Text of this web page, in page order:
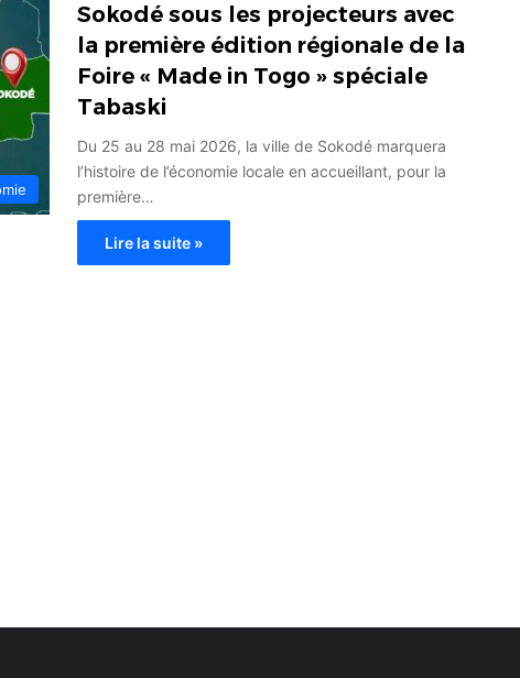
Sokodé sous les projecteurs avec
la première édition régionale de la
Foire « Made in Togo » spéciale
Tabaski
Du 25 au 28 mai 2026, la ville de Sokodé marquera
l’histoire de l’économie locale en accueillant, pour la
première…
Lire la suite »